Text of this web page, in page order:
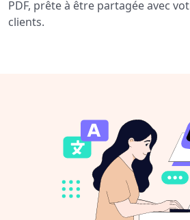
PDF, prête à être partagée avec
clients.